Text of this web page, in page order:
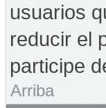
usuarios
reducir el
participe
Arriba